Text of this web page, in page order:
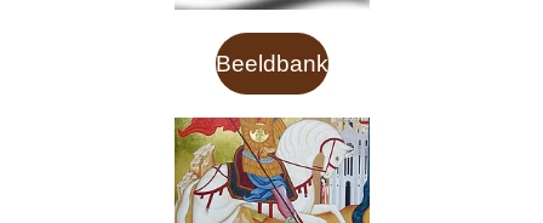
Beeldbank